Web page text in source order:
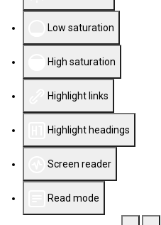
Low saturation
High saturation
Highlight links
Highlight headings
Screen reader
Read mode